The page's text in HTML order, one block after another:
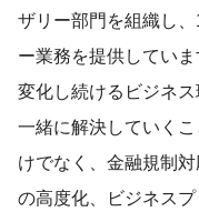
ザリー部門を組織し
ー業務を提供していま
変化し続けるビジネ
一緒に解決していく
けでなく、金融規制
の高度化、ビジネス